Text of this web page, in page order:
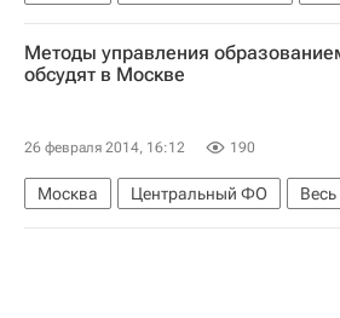
Центральный ФО
Весь мир
Владимир Петросян
Здоровье
Методы управления
обсудят в Москве
26 февраля 2014, 16:12 190
Москва Центральный ФО
Европа
Россия